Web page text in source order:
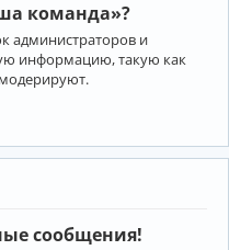
команда»?
администраторов и
информацию, такую как
сообщения!